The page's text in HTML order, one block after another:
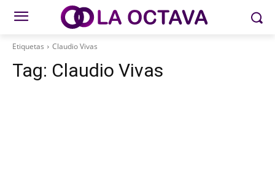
Etiquetas Claudio Vivas
Tag: Claudio Vivas